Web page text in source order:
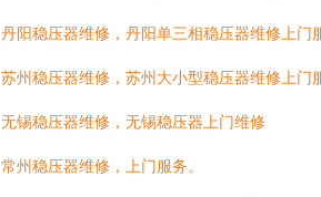
丹阳稳压器维修，丹阳单三相稳压器维修上门
苏州稳压器维修，苏州大小型稳压器维修上门
无锡稳压器维修，无锡稳压器上门维修
常州稳压器维修，上门服务。